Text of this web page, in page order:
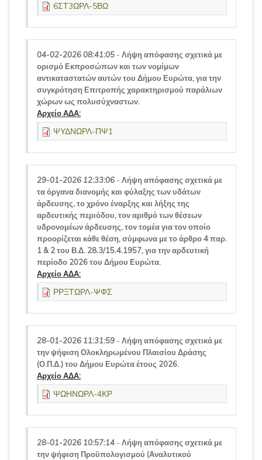
6ΣΤ3ΩΡΛ-5ΒΩ
04-02-2026 08:41:05 - Λήψη απόφασης σχετικά με
ορισμό Εκπροσώπων και των νομίμων
αντικαταστατών αυτών του Δήμου Ευρώτα, για την
συγκρότηση Επιτροπής χαρακτηρισμού παράλιων
χώρων ως πολυσύχναστων.
Αρχείο ΑΔΑ:
ΨΥΔΝΩΡΛ-ΠΨ1
29-01-2026 12:33:06 - Λήψη απόφασης σχετικά με
τα όργανα διανομής και φύλαξης των υδάτων
άρδευσης, το χρόνο έναρξης και λήξης της
αρδευτικής περιόδου, τον αριθμό των θέσεων
υδρονομέων άρδευσης, τον τομέα για τον οποίο
προορίζεται κάθε θέση, σύμφωνα με το άρθρο 4 παρ.
1 & 2 του Β.Δ. 28.3/15.4.1957, για την αρδευτική
περίοδο 2026 του Δήμου Ευρώτα.
Αρχείο ΑΔΑ:
ΡΡΞΤΩΡΛ-ΨΦΣ
28-01-2026 11:31:59 - Λήψη απόφασης σχετικά με
την ψήφιση Ολοκληρωμένου Πλαισίου Δράσης
(Ο.Π.Δ.) του Δήμου Ευρώτα έτους 2026.
Αρχείο ΑΔΑ:
ΨΩΗΝΩΡΛ-4ΚΡ
28-01-2026 10:57:14 - Λήψη απόφασης σχετικά με
την ψήφιση Προϋπολογισμού (Αναλυτικού